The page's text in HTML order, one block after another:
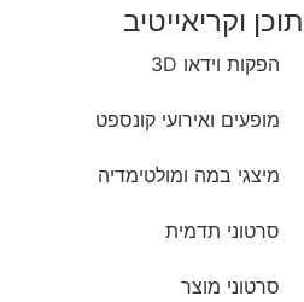
תוכן וקריאייטיב ​
הפקות וידאו 3D
מופעים ואירועי קונספט
מיצגי במה ומולטימדיה
סרטוני תדמית
סרטוני מוצר